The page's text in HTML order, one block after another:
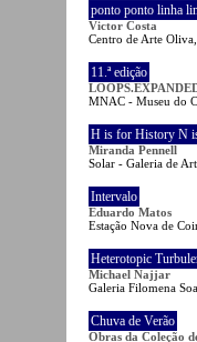
ponto ponto linha
Victor Costa
Centro de Arte
11.ª edição
MNAC - Museu do
H is for History N
Miranda Pennell
Solar - Galeria de
Intervalo
Eduardo Matos
Estação Nova de
Heterotopic
Michael Najjar
Galeria Filomena
Chuva de Verão
Obras da Coleção